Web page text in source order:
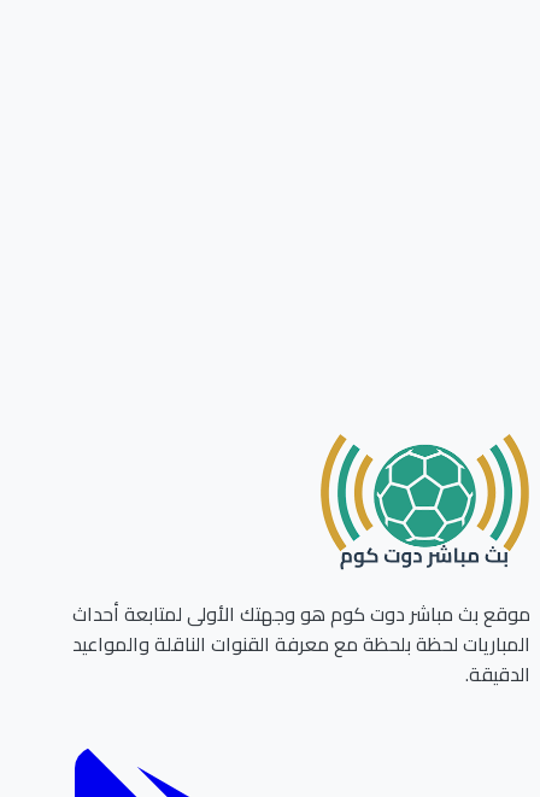
بث مباشر دوت كوم هو وجهتك الأولى لمتابعة أحداث
لحظة بلحظة مع معرفة القنوات الناقلة والمواعيد